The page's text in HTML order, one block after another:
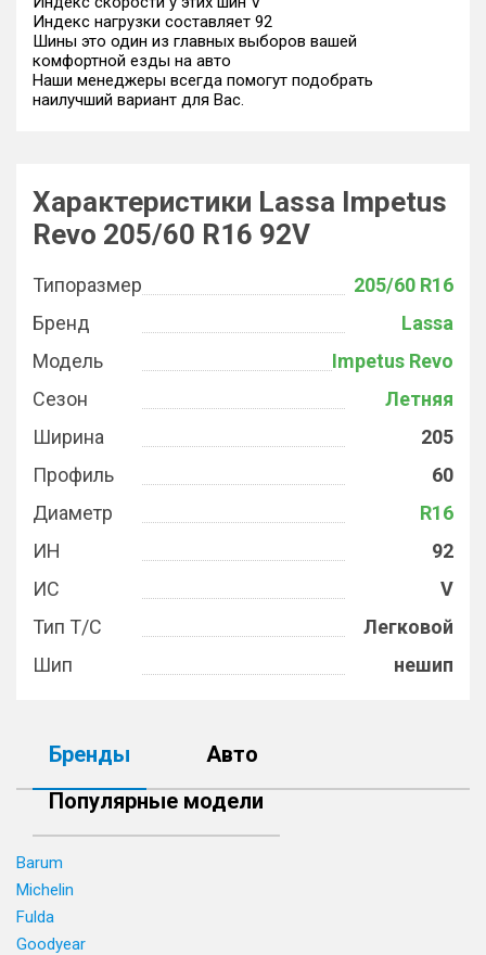
Индекс нагрузки составляет 92
Шины это один из главных выборов вашей
комфортной езды на авто
Наши менеджеры всегда помогут подобрать
наилучший вариант для Вас.
Характеристики Lassa Impetus
Revo 205/60 R16 92V
Типоразмер
205/60 R16
Бренд
Lassa
Модель
Impetus Revo
Сезон
Летняя
Ширина
205
Профиль
60
Диаметр
R16
ИН
92
ИС
V
Тип Т/С
Легковой
Шип
нешип
Бренды
Авто
Популярные модели
Barum
Michelin
Fulda
Goodyear